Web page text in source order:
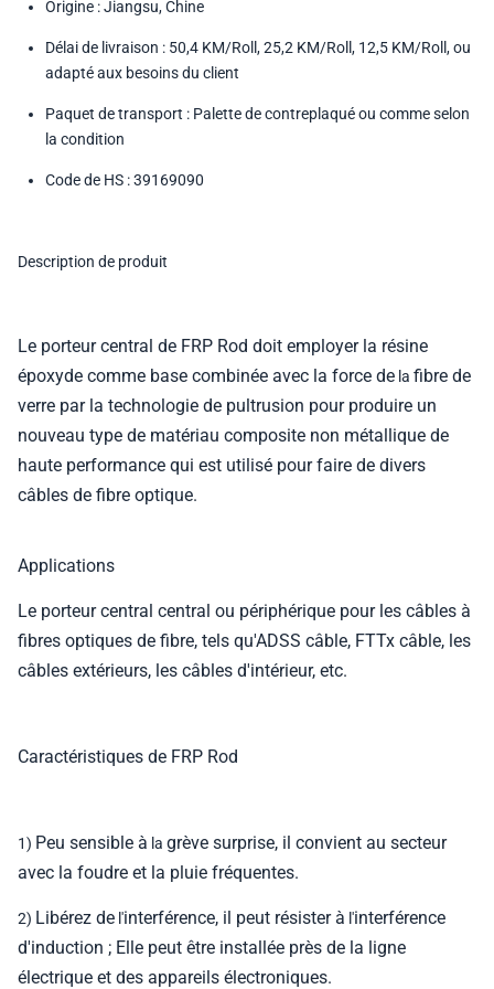
Origine : Jiangsu, Chine
Délai de livraison : 50,4 KM/Roll, 25,2 KM/Roll, 12,5 KM/Roll, ou
adapté aux besoins du client
Paquet de transport : Palette de contreplaqué ou comme selon
la condition
Code de HS : 39169090
Description de produit
Le porteur central de FRP Rod doit employer la résine
époxyde comme base combinée avec la force de la fibre de
verre par la technologie de pultrusion pour produire un
nouveau type de matériau composite non métallique de
haute performance qui est utilisé pour faire de divers
câbles de fibre optique.
Applications
Le porteur central central ou périphérique pour les câbles à
fibres optiques de fibre, tels qu'ADSS câble, FTTx câble, les
câbles extérieurs, les câbles d'intérieur, etc.
Caractéristiques de FRP Rod
1) Peu sensible à la grève surprise, il convient au secteur
avec la foudre et la pluie fréquentes.
2) Libérez de l'interférence, il peut résister à l'interférence
d'induction ; Elle peut être installée près de la ligne
électrique et des appareils électroniques.